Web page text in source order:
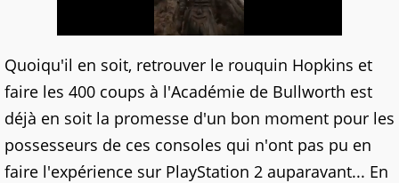
Quoiqu'il en soit, retrouver le rouquin Hopkins et
faire les 400 coups à l'Académie de Bullworth est
déjà en soit la promesse d'un bon moment pour les
possesseurs de ces consoles qui n'ont pas pu en
faire l'expérience sur PlayStation 2 auparavant... En